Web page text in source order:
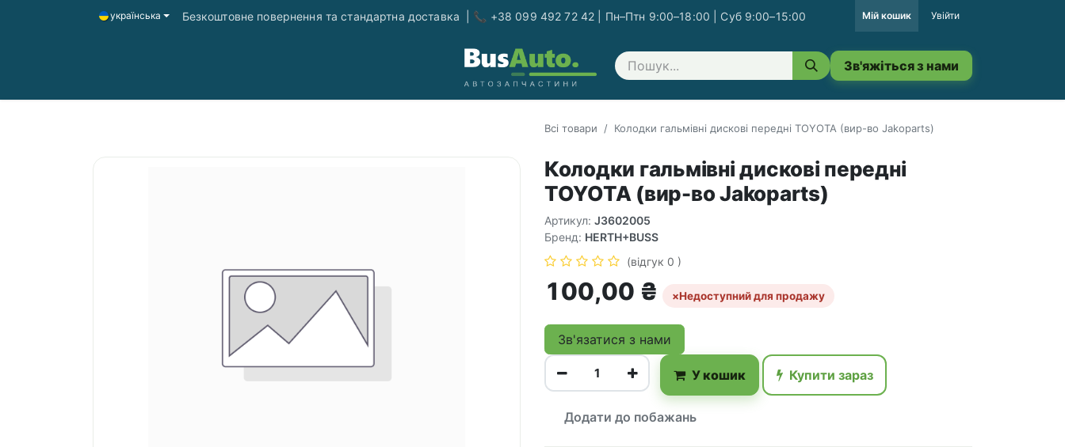
українська Безкоштовне повернення та стандартна доставка | 📞 +38 099 492 72 42 | Пн–Птн 9:00–18:00 | Суб 9:00–15:00 Мій кошик Увійти
Зв'яжіться з нами Зв'яжіться з нами
Всі товари Колодки гальмівні дискові передні TOYOTA (вир-во Jakoparts)
Колодки гальмівні дискові передні
TOYOTA (вир-во Jakoparts)
Артикул: J3602005
Бренд: HERTH+BUSS
(відгук 0 )
100,00 ₴ ×Недоступний для продажу
Зв'язатися з нами
У кошик Купити зараз
Додати до побажань